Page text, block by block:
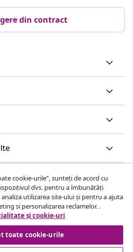
din contract
cookie-urile”, sunteți de acord cu
dvs. pentru a îmbunătăți
utilizarea site-ului și pentru a ajuta
si personalizarea reclamelor. .
și cookie-uri
toate cookie-urile